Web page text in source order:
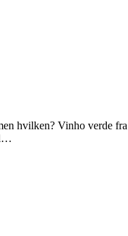
hvilken? Vinho verde